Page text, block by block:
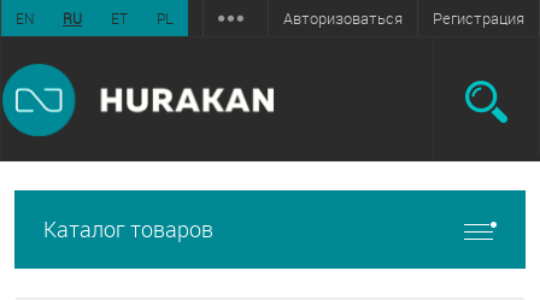
EN RU ET PL Авторизоваться Регистрация
Каталог товаров